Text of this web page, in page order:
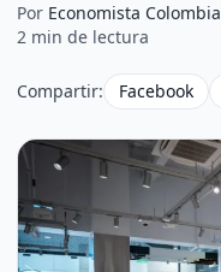
Por Economista Colombia
2 min de lectura
Compartir: Facebook